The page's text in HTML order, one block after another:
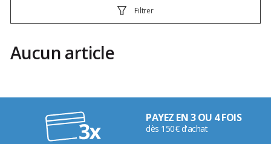
Filtrer
Aucun article
PAYEZ EN 3 OU 4 FOIS
dès 150€ d'achat